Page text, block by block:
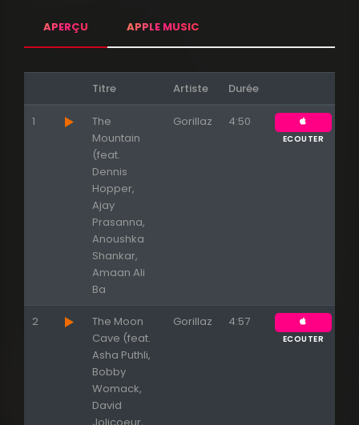
APERÇU APPLE MUSIC
Titre Artiste Durée
1
The
Mountain
(feat.
Dennis
Hopper,
Ajay
Prasanna,
Anoushka
Shankar,
Amaan Ali
Ba
Gorillaz 4:50
ECOUTER
2
The Moon
Cave (feat.
Asha Puthli,
Bobby
Womack,
David
Jolicoeur,
Gorillaz 4:57
ECOUTER